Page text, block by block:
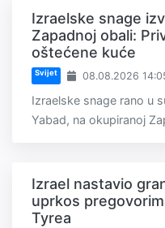
Izraelske snage
Zapadnoj obali:
oštećene kuće
Svijet 08.08.2026
Izraelske snage rano u
Yabad, na okupiranoj
Izrael nastavio
uprkos
Tyrea